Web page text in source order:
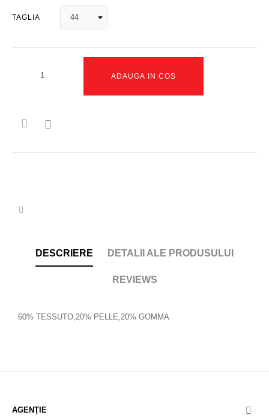
TAGLIA
ADAUGA IN COS

DESCRIERE DETALII ALE PRODUSULUI
REVIEWS
60% TESSUTO,20% PELLE,20% GOMMA
AGENŢIE 